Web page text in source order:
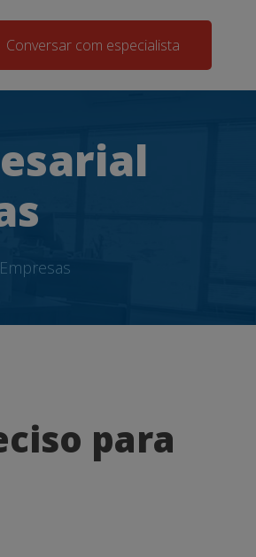
Conversar com especialista
para